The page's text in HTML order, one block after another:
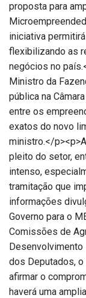
proposta para
iniciativa
flexibilizando as
negócios no
Ministro da
pública na
entre os
exatos do novo
ministro.</
pleito do setor,
intenso,
tramitação que
informações
Governo para o
Comissões de
Desenvolvimento
dos Deputados,
afirmar o
haverá uma